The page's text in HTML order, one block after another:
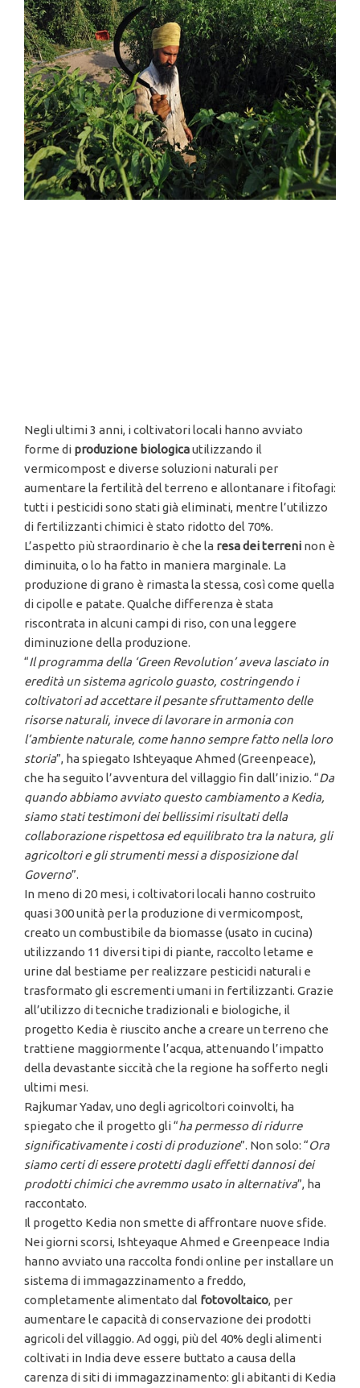
Negli ultimi 3 anni, i coltivatori locali hanno avviato
forme di produzione biologicautilizzando il
vermicompost e diverse soluzioni naturali per
aumentare la fertilità del terreno e allontanare i fitofagi:
tutti i pesticidi sono stati già eliminati, mentre l’utilizzo
di fertilizzanti chimici è stato ridotto del 70%.
L’aspetto più straordinario è che la resa dei terreni non è
diminuita, o lo ha fatto in maniera marginale. La
produzione di grano è rimasta la stessa, così come quella
di cipolle e patate. Qualche differenza è stata
riscontrata in alcuni campi di riso, con una leggere
diminuzione della produzione.
“Il programma della ‘Green Revolution’ aveva lasciato in
eredità un sistema agricolo guasto, costringendo i
coltivatori ad accettare il pesante sfruttamento delle
risorse naturali, invece di lavorare in armonia con
l’ambiente naturale, come hanno sempre fatto nella loro
storia”, ha spiegato Ishteyaque Ahmed (Greenpeace),
che ha seguito l’avventura del villaggio fin dall’inizio. “Da
quando abbiamo avviato questo cambiamento a Kedia,
siamo stati testimoni dei bellissimi risultati della
collaborazione rispettosa ed equilibrato tra la natura, gli
agricoltori e gli strumenti messi a disposizione dal
Governo”.
In meno di 20 mesi, i coltivatori locali hanno costruito
quasi 300 unità per la produzione di vermicompost,
creato un combustibile da biomasse (usato in cucina)
utilizzando 11 diversi tipi di piante, raccolto letame e
urine dal bestiame per realizzare pesticidi naturali e
trasformato gli escrementi umani in fertilizzanti. Grazie
all’utilizzo di tecniche tradizionali e biologiche, il
progetto Kedia è riuscito anche a creare un terreno che
trattiene maggiormente l’acqua, attenuando l’impatto
della devastante siccità che la regione ha sofferto negli
ultimi mesi.
Rajkumar Yadav, uno degli agricoltori coinvolti, ha
spiegato che il progetto gli “ha permesso di ridurre
significativamente i costi di produzione”. Non solo: “Ora
siamo certi di essere protetti dagli effetti dannosi dei
prodotti chimici che avremmo usato in alternativa”, ha
raccontato.
Il progetto Kedia non smette di affrontare nuove sfide.
Nei giorni scorsi, Ishteyaque Ahmed e Greenpeace India
hanno avviato una raccolta fondi online per installare un
sistema di immagazzinamento a freddo,
completamente alimentato dal fotovoltaico, per
aumentare le capacità di conservazione dei prodotti
agricoli del villaggio. Ad oggi, più del 40% degli alimenti
coltivati in India deve essere buttato a causa della
carenza di siti di immagazzinamento: gli abitanti di Kedia